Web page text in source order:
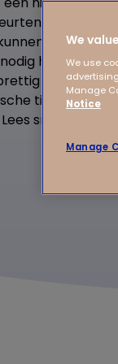
maar
hier goed
hebben om
mogelijk
tips om
snel verder!
We
We use
Manage
Notice
Manage